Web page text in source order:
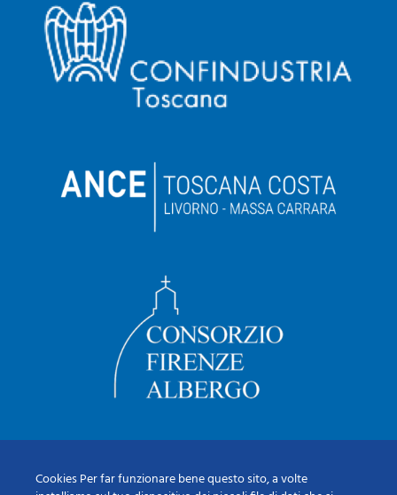
Cookies Per far funzionare bene questo sito, a volte